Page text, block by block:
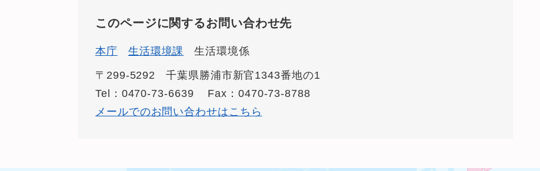
このページに関するお問い合わせ先
本庁 生活環境課 生活環境係
〒299-5292
千葉県勝浦市新官1343番地の1
Tel：0470-73-6639
Fax：0470-73-8788
メールでのお問い合わせはこちら